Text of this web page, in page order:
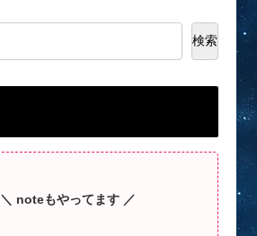
検索
＼ noteもやってます ／